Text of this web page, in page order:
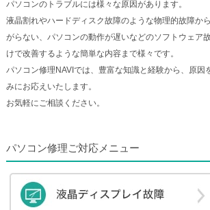
パソコンのトラブルには様々な原因があります。
液晶割れやハードディスク故障のような物理的故障か
がらない、パソコンの動作が遅いなどのソフトウェア
けで改善するような簡単な内容まで様々です。
パソコン修理NAVIでは、豊富な知識と経験から、原因
みにお応えいたします。
お気軽にご相談ください。
パソコン修理ご対応メニュー